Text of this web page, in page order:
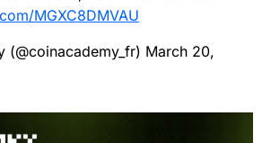
MGXC8DMVAU
March 20,